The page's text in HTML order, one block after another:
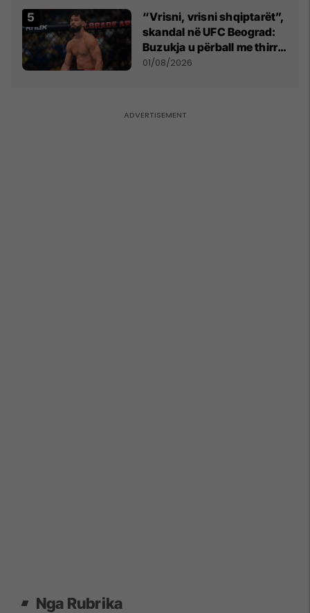
në Beograd
“Vrisni, vrisni shqiptarët”,
skandal në UFC Beograd:
Buzukja u përball me thirrje
anti-shqiptare nga
01/08/2026
Nga Rubrika